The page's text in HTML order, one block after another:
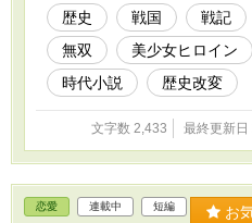
信用も失墜して
雷光”と、ユリ
かに。
だ。 「この尾張の当主は、この私
歴史 戦国 戦記
無双
美少女ヒロイン
時代小説
歴史改変
文字数 2,433 最終更新
恋愛 連載中 短編 お